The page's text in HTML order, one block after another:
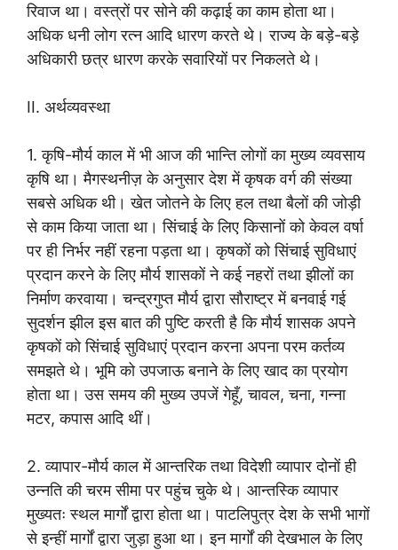
रिवाज था। वस्त्रों पर सोने की कढ़ाई का काम होता था।
अधिक धनी लोग रत्न आदि धारण करते थे। राज्य के बड़े-बड़े
अधिकारी छत्र धारण करके सवारियों पर निकलते थे।
II. अर्थव्यवस्था
1. कृषि-मौर्य काल में भी आज की भान्ति लोगों का मुख्य व्यवसाय
कृषि था। मैगस्थनीज़ के अनुसार देश में कृषक वर्ग की संख्या
सबसे अधिक थी। खेत जोतने के लिए हल तथा बैलों की जोड़ी
से काम किया जाता था। सिंचाई के लिए किसानों को केवल वर्षा
पर ही निर्भर नहीं रहना पड़ता था। कृषकों को सिंचाई सुविधाएं
प्रदान करने के लिए मौर्य शासकों ने कई नहरों तथा झीलों का
निर्माण करवाया। चन्द्रगुप्त मौर्य द्वारा सौराष्ट्र में बनवाई गई
सुदर्शन झील इस बात की पुष्टि करती है कि मौर्य शासक अपने
कृषकों को सिंचाई सुविधाएं प्रदान करना अपना परम कर्तव्य
समझते थे। भूमि को उपजाऊ बनाने के लिए खाद का प्रयोग
होता था। उस समय की मुख्य उपजें गेहूँ, चावल, चना, गन्ना
मटर, कपास आदि थीं।
2. व्यापार-मौर्य काल में आन्तरिक तथा विदेशी व्यापार दोनों ही
उन्नति की चरम सीमा पर पहुंच चुके थे। आन्तस्कि व्यापार
मुख्यतः स्थल मार्गों द्वारा होता था। पाटलिपुत्र देश के सभी भागों
से इन्हीं मार्गों द्वारा जुड़ा हुआ था। इन मार्गों की देखभाल के लिए